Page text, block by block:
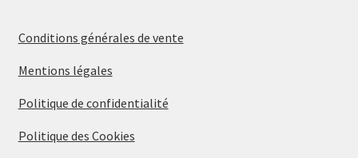
Conditions générales de vente
Mentions légales
Politique de confidentialité
Politique des Cookies